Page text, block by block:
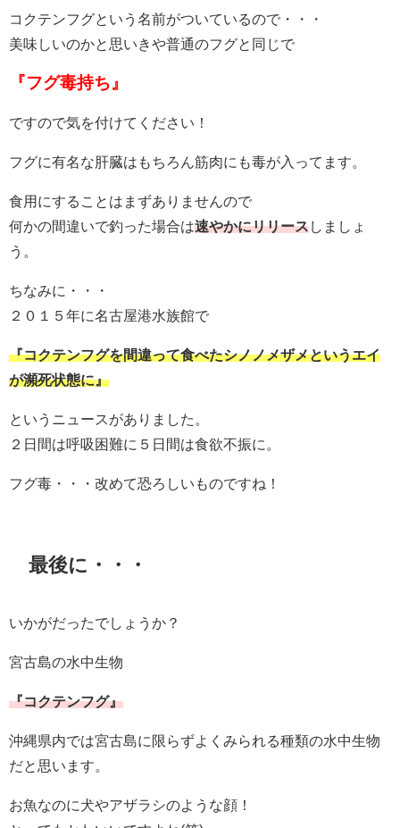
コクテンフグという名前がついているので・・・
美味しいのかと思いきや普通のフグと同じで
『フグ毒持ち』
ですので気を付けてください！
フグに有名な肝臓はもちろん筋肉にも毒が入ってます。
食用にすることはまずありませんので
何かの間違いで釣った場合は速やかにリリースしましょ
う。
ちなみに・・・
２０１５年に名古屋港水族館で
『コクテンフグを間違って食べたシノノメザメというエイ
が瀕死状態に』
というニュースがありました。
２日間は呼吸困難に５日間は食欲不振に。
フグ毒・・・改めて恐ろしいものですね！
最後に・・・
いかがだったでしょうか？
宮古島の水中生物
『コクテンフグ』
沖縄県内では宮古島に限らずよくみられる種類の水中生物
だと思います。
お魚なのに犬やアザラシのような顔！